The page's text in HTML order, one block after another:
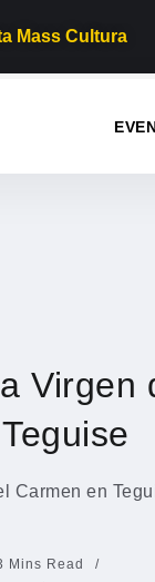
Mass Cultura
Virgen
Carmen en
Mins Read